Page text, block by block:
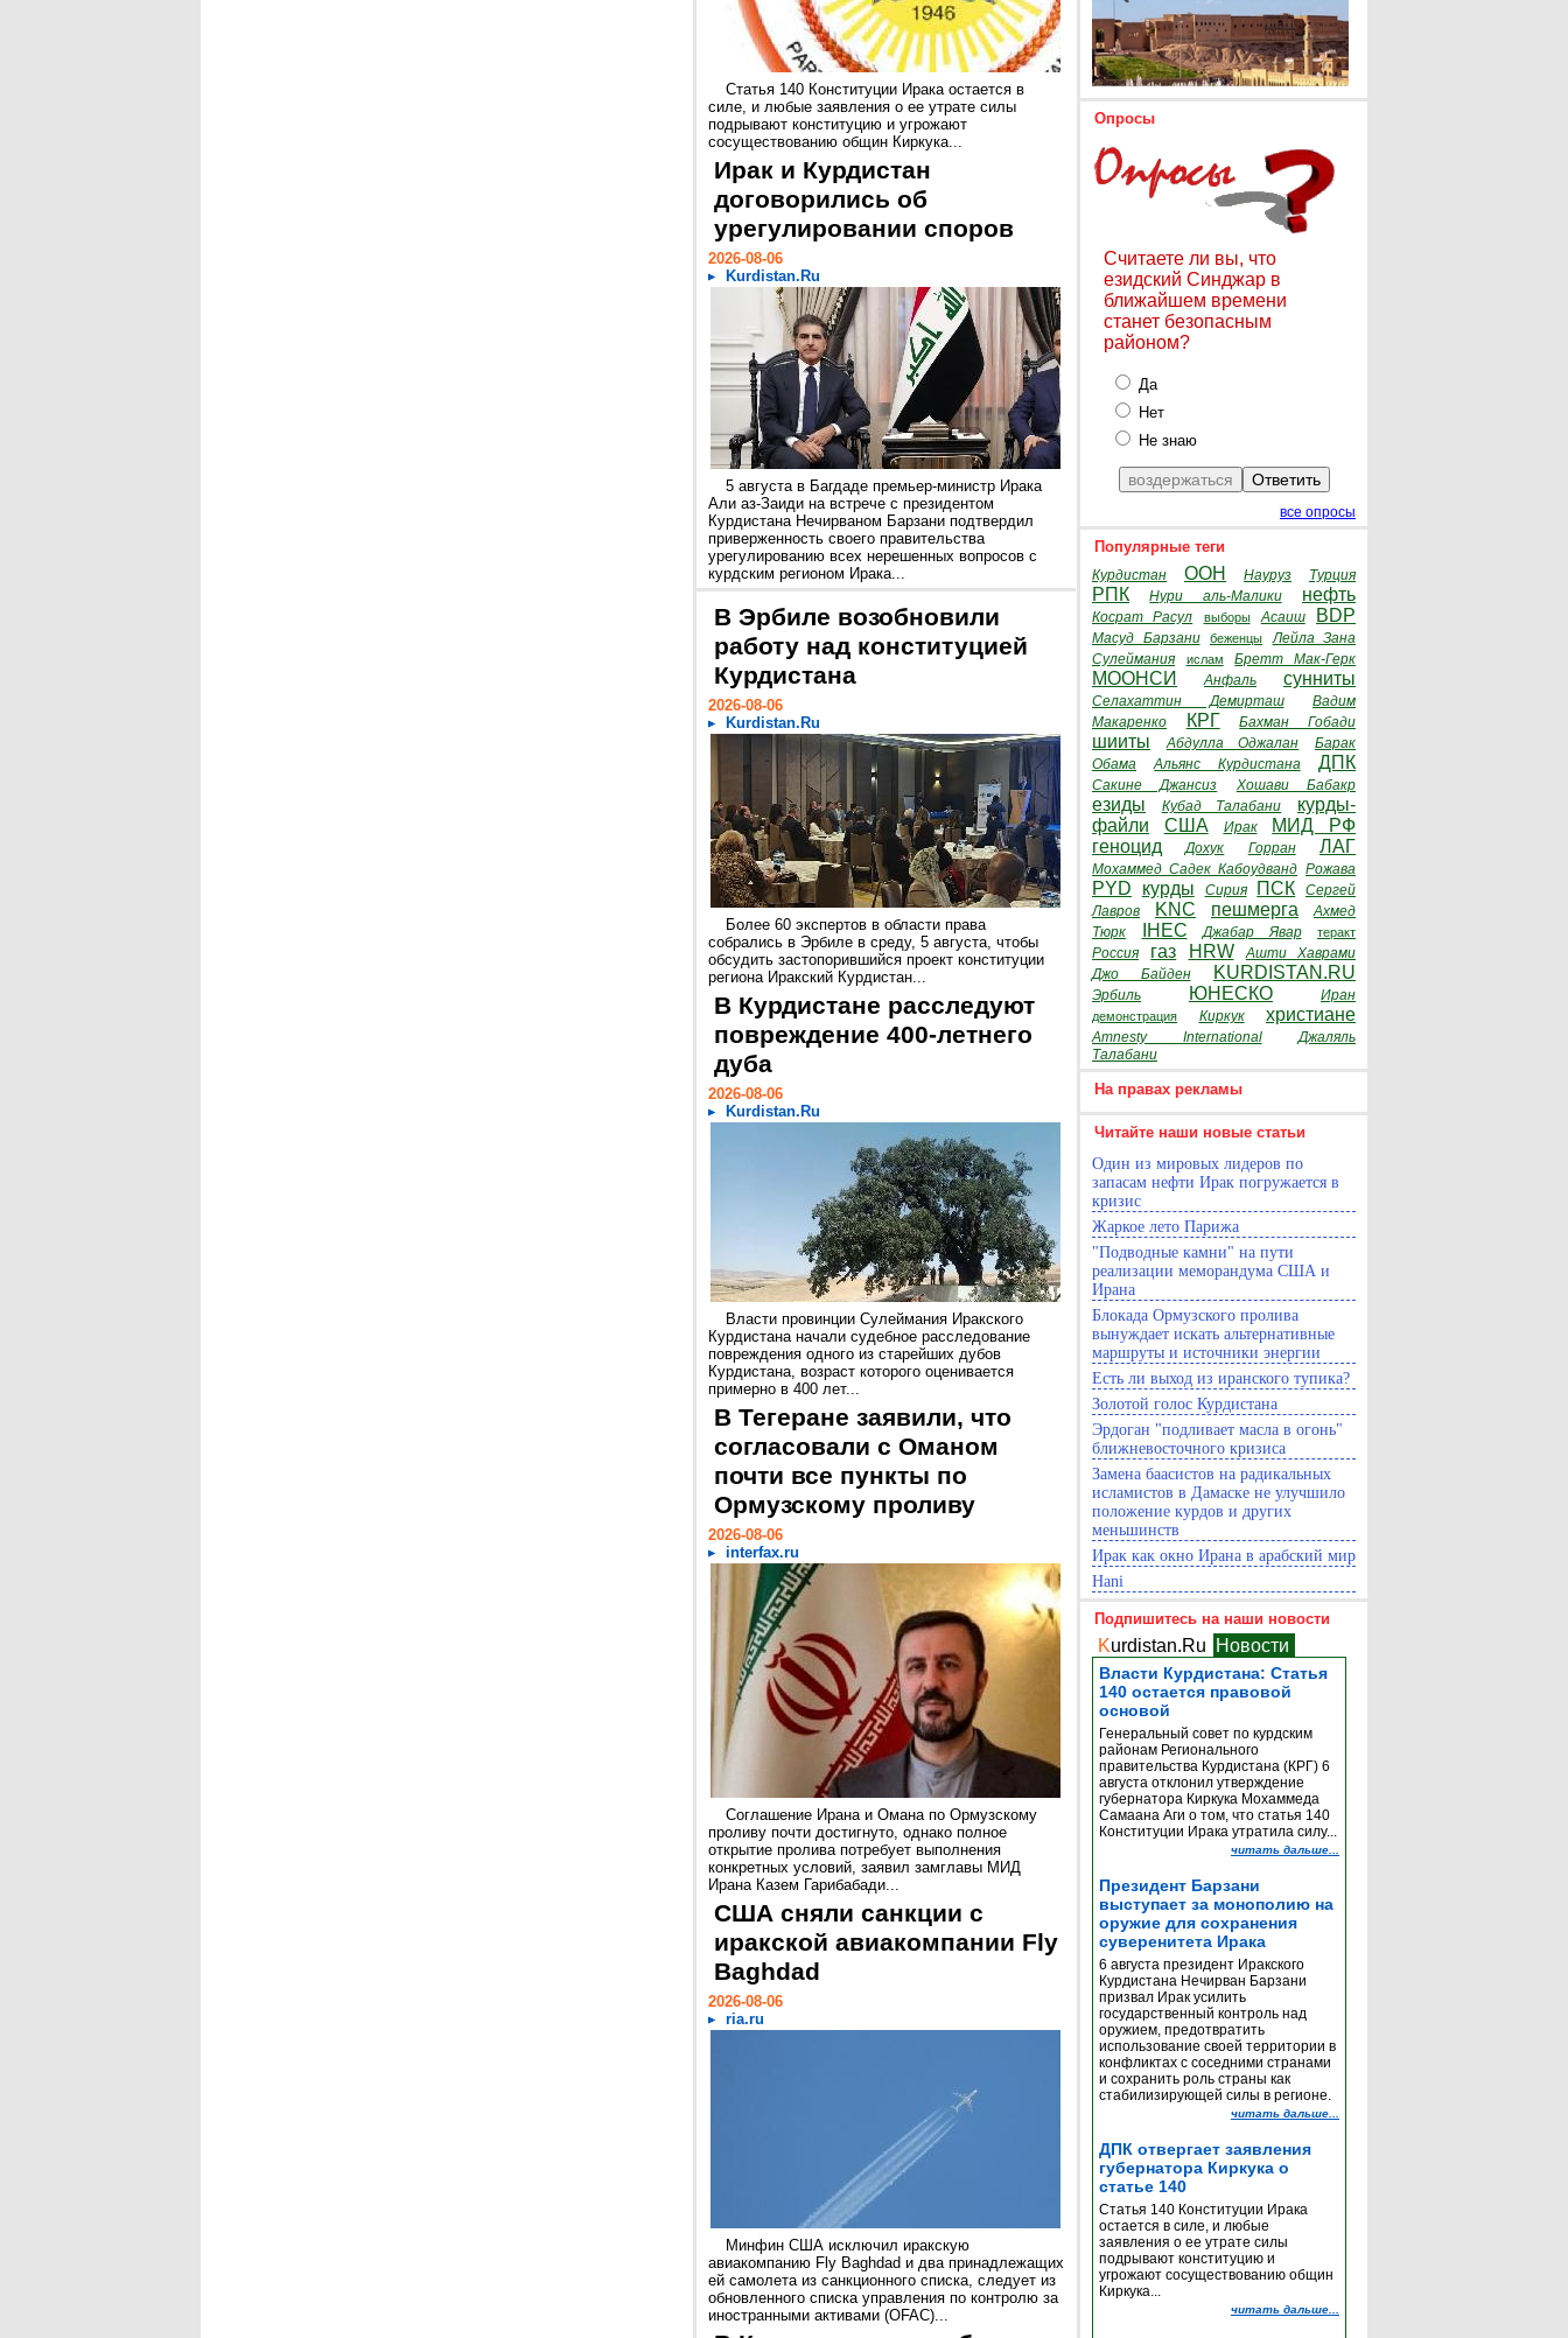
Статья 140 Конституции Ирака остается в
силе, и любые заявления о ее утрате силы
подрывают конституцию и угрожают
сосуществованию общин Киркука...
Ирак и Курдистан
договорились об
урегулировании споров
2026-08-06
Kurdistan.Ru
5 августа в Багдаде премьер-министр Ирака
Али аз-Заиди на встрече с президентом
Курдистана Нечирваном Барзани подтвердил
приверженность своего правительства
урегулированию всех нерешенных вопросов с
курдским регионом Ирака...
В Эрбиле возобновили
работу над конституцией
Курдистана
2026-08-06
Kurdistan.Ru
Более 60 экспертов в области права
собрались в Эрбиле в среду, 5 августа, чтобы
обсудить застопорившийся проект конституции
региона Иракский Курдистан...
В Курдистане расследуют
повреждение 400-летнего
дуба
2026-08-06
Kurdistan.Ru
Власти провинции Сулеймания Иракского
Курдистана начали судебное расследование
повреждения одного из старейших дубов
Курдистана, возраст которого оценивается
примерно в 400 лет...
В Тегеране заявили, что
согласовали с Оманом
почти все пункты по
Ормузскому проливу
2026-08-06
interfax.ru
Соглашение Ирана и Омана по Ормузскому
проливу почти достигнуто, однако полное
открытие пролива потребует выполнения
конкретных условий, заявил замглавы МИД
Ирана Казем Гарибабади...
США сняли санкции с
иракской авиакомпании Fly
Baghdad
2026-08-06
ria.ru
Минфин США исключил иракскую
авиакомпанию Fly Baghdad и два принадлежащих
ей самолета из санкционного списка, следует из
обновленного списка управления по контролю за
иностранными активами (OFAC)...
Опросы
Считаете ли вы, что
езидский Синджар в
ближайшем времени
станет безопасным
районом?
Да
Нет
Не знаю
все опросы
Популярные теги
Курдистан ООН Науруз Турция
РПК Нури аль-Малики нефть
Косрат Расул выборы Асаиш BDP
Масуд Барзани беженцы
Лейла Зана
Сулеймания
ислам Бретт Мак-Герк
МООНСИ Анфаль сунниты
Селахаттин Демирташ
Вадим
Макаренко
КРГ Бахман Гобади
шииты Абдулла Оджалан
Барак
Обама
Альянс Курдистана ДПК
Сакине Джансиз Хошави Бабакр
езиды Кубад Талабани
курды-
файли
США Ирак
МИД РФ
геноцид
Дохук Горран ЛАГ
Мохаммед Садек Кабоудванд Рожава
PYD курды Сирия ПСК
Сергей
Лавров
KNC пешмерга
Ахмед
Тюрк
IHEC Джабар Явар теракт
Россия газ HRW
Ашти Хаврами
Джо Байден
KURDISTAN.RU
Эрбиль ЮНЕСКО Иран
демонстрация Киркук христиане
Amnesty International
Джаляль
Талабани
На правах рекламы
Читайте наши новые статьи
Один из мировых лидеров по
запасам нефти Ирак погружается в
кризис
Жаркое лето Парижа
"Подводные камни" на пути
реализации меморандума США и
Ирана
Блокада Ормузского пролива
вынуждает искать альтернативные
маршруты и источники энергии
Есть ли выход из иранского тупика?
Золотой голос Курдистана
Эрдоган "подливает масла в огонь"
ближневосточного кризиса
Замена баасистов на радикальных
исламистов в Дамаске не улучшило
положение курдов и других
меньшинств
Ирак как окно Ирана в арабский мир
Hani
Подпишитесь на наши новости
Kurdistan.Ru Новости
Власти Курдистана: Статья
140 остается правовой
основой
Генеральный совет по курдским
районам Регионального
правительства Курдистана (КРГ) 6
августа отклонил утверждение
губернатора Киркука Мохаммеда
Самаана Аги о том, что статья 140
Конституции Ирака утратила силу...
читать дальше...
Президент Барзани
выступает за монополию на
оружие для сохранения
суверенитета Ирака
6 августа президент Иракского
Курдистана Нечирван Барзани
призвал Ирак усилить
государственный контроль над
оружием, предотвратить
использование своей территории в
конфликтах с соседними странами
и сохранить роль страны как
стабилизирующей силы в регионе.
читать дальше...
ДПК отвергает заявления
губернатора Киркука о
статье 140
Статья 140 Конституции Ирака
остается в силе, и любые
заявления о ее утрате силы
подрывают конституцию и
угрожают сосуществованию общин
Киркука...
читать дальше...